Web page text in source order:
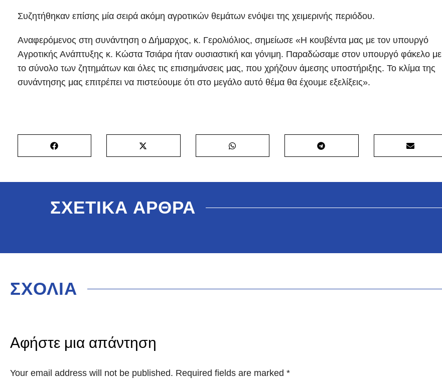
Συζητήθηκαν επίσης μία σειρά ακόμη αγροτικών θεμάτων ενόψει της χειμερινής περιόδου.
Αναφερόμενος στη συνάντηση ο Δήμαρχος, κ. Γερολιόλιος, σημείωσε «Η κουβέντα μας με τον υπουργό
Αγροτικής Ανάπτυξης κ. Κώστα Τσιάρα ήταν ουσιαστική και γόνιμη. Παραδώσαμε στον υπουργό φάκελο με
το σύνολο των ζητημάτων και όλες τις επισημάνσεις μας, που χρήζουν άμεσης υποστήριξης. Το κλίμα της
συνάντησης μας επιτρέπει να πιστεύουμε ότι στο μεγάλο αυτό θέμα θα έχουμε εξελίξεις».
ΣΧΕΤΙΚΑ ΑΡΘΡΑ
ΣΧΟΛΙΑ
Αφήστε μια απάντηση
Your email address will not be published. Required fields are marked *